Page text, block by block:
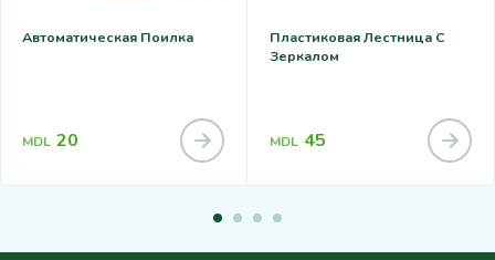
Автоматическая Поилка
MDL 20
Пластиковая Лестница С
Зеркалом
MDL 45